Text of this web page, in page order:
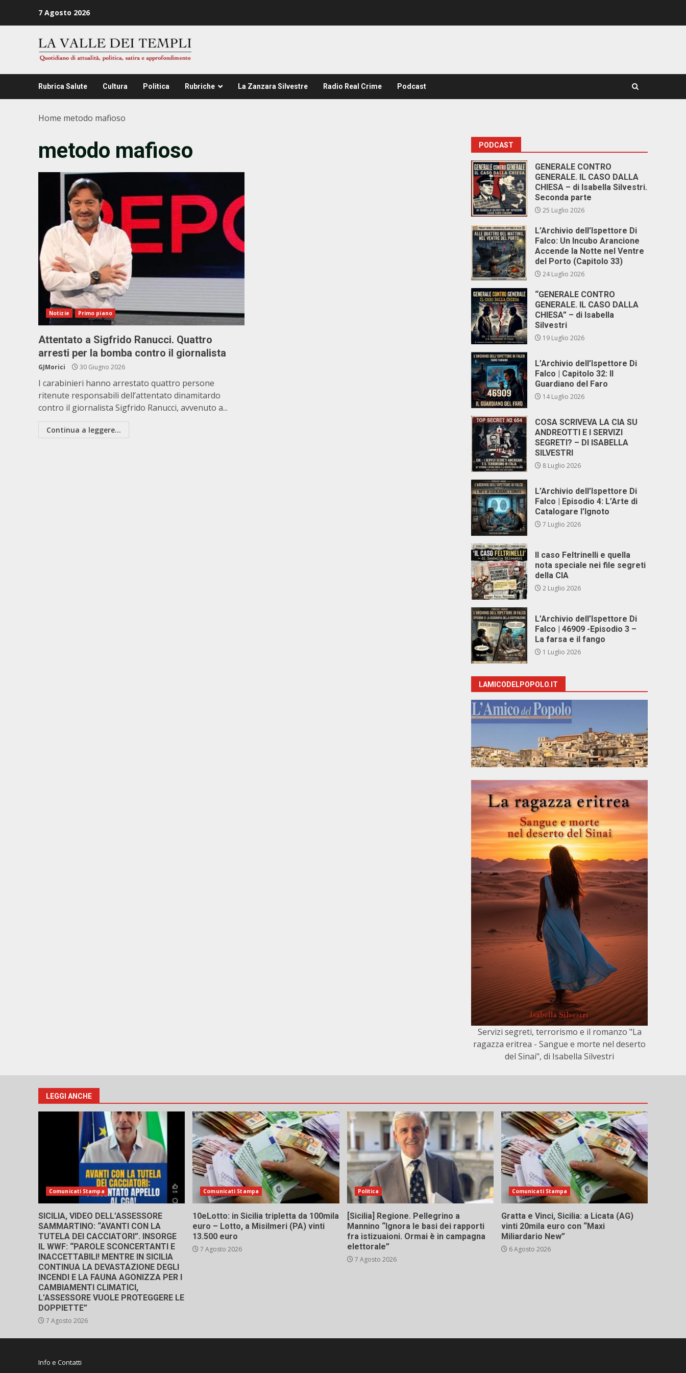
7 Agosto 2026
Rubrica Salute Cultura Politica Rubriche La Zanzara Silvestre Radio Real Crime Podcast
Home metodo mafioso
metodo mafioso
Notizie Primo piano
Attentato a Sigfrido Ranucci. Quattro
arresti per la bomba contro il giornalista
GJMorici 30 Giugno 2026
I carabinieri hanno arrestato quattro persone
ritenute responsabili dell’attentato dinamitardo
contro il giornalista Sigfrido Ranucci, avvenuto a...
Continua a leggere...
PODCAST
GENERALE CONTRO
GENERALE. IL CASO DALLA
CHIESA – di Isabella Silvestri.
Seconda parte
25 Luglio 2026
L’Archivio dell’Ispettore Di
Falco: Un Incubo Arancione
Accende la Notte nel Ventre
del Porto (Capitolo 33)
24 Luglio 2026
“GENERALE CONTRO
GENERALE. IL CASO DALLA
CHIESA” – di Isabella
Silvestri
19 Luglio 2026
L’Archivio dell’Ispettore Di
Falco | Capitolo 32: Il
Guardiano del Faro
14 Luglio 2026
COSA SCRIVEVA LA CIA SU
ANDREOTTI E I SERVIZI
SEGRETI? – DI ISABELLA
SILVESTRI
8 Luglio 2026
L’Archivio dell’Ispettore Di
Falco | Episodio 4: L’Arte di
Catalogare l’Ignoto
7 Luglio 2026
Il caso Feltrinelli e quella
nota speciale nei file segreti
della CIA
2 Luglio 2026
L’Archivio dell’Ispettore Di
Falco | 46909 -Episodio 3 –
La farsa e il fango
1 Luglio 2026
LAMICODELPOPOLO.IT
Servizi segreti, terrorismo e il romanzo "La
ragazza eritrea - Sangue e morte nel deserto
del Sinai", di Isabella Silvestri
LEGGI ANCHE
Comunicati Stampa
SICILIA, VIDEO DELL’ASSESSORE
SAMMARTINO: “AVANTI CON LA
TUTELA DEI CACCIATORI”. INSORGE
IL WWF: “PAROLE SCONCERTANTI E
INACCETTABILI! MENTRE IN SICILIA
CONTINUA LA DEVASTAZIONE DEGLI
INCENDI E LA FAUNA AGONIZZA PER I
CAMBIAMENTI CLIMATICI,
L’ASSESSORE VUOLE PROTEGGERE LE
DOPPIETTE”
7 Agosto 2026
Comunicati Stampa
10eLotto: in Sicilia tripletta da 100mila
euro – Lotto, a Misilmeri (PA) vinti
13.500 euro
7 Agosto 2026
Politica
[Sicilia] Regione. Pellegrino a
Mannino “Ignora le basi dei rapporti
fra istizuaioni. Ormai è in campagna
elettorale”
7 Agosto 2026
Comunicati Stampa
Gratta e Vinci, Sicilia: a Licata (AG)
vinti 20mila euro con “Maxi
Miliardario New”
6 Agosto 2026
Info e Contatti